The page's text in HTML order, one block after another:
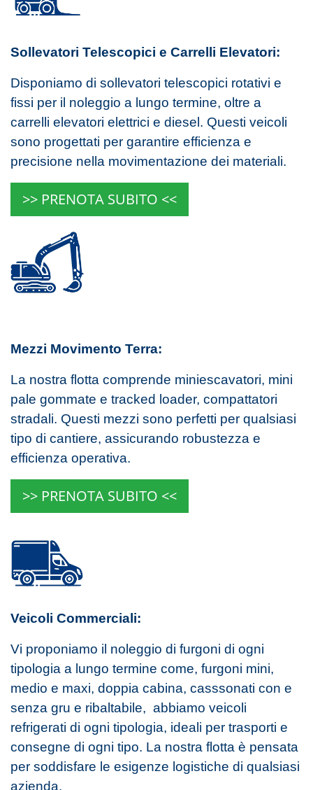
Sollevatori Telescopici e Carrelli Elevatori:
Disponiamo di sollevatori telescopici rotativi e
fissi per il noleggio a lungo termine, oltre a
carrelli elevatori elettrici e diesel. Questi veicoli
sono progettati per garantire efficienza e
precisione nella movimentazione dei materiali.
>> PRENOTA SUBITO <<
Mezzi Movimento Terra:
La nostra flotta comprende miniescavatori, mini
pale gommate e tracked loader, compattatori
stradali. Questi mezzi sono perfetti per qualsiasi
tipo di cantiere, assicurando robustezza e
efficienza operativa.
>> PRENOTA SUBITO <<
Veicoli Commerciali:
Vi proponiamo il noleggio di furgoni di ogni
tipologia a lungo termine come, furgoni mini,
medio e maxi, doppia cabina, casssonati con e
senza gru e ribaltabile, abbiamo veicoli
refrigerati di ogni tipologia, ideali per trasporti e
consegne di ogni tipo. La nostra flotta è pensata
per soddisfare le esigenze logistiche di qualsiasi
azienda.